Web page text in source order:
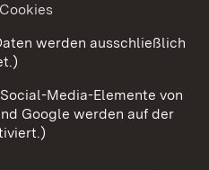
Kontakt
Datenschutz
werden ausschließlich
Media-Elemente von
Google werden auf der